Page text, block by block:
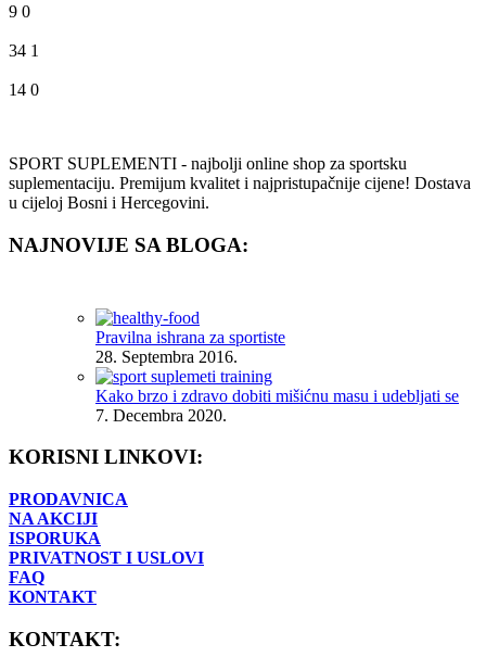
9 0
34 1
14 0
SPORT SUPLEMENTI - najbolji online shop za sportsku
suplementaciju. Premijum kvalitet i najpristupačnije cijene! Dostava
u cijeloj Bosni i Hercegovini.
NAJNOVIJE SA BLOGA:
Pravilna ishrana za sportiste
28. Septembra 2016.
Kako brzo i zdravo dobiti mišićnu masu i udebljati se
7. Decembra 2020.
KORISNI LINKOVI:
PRODAVNICA
NA AKCIJI
ISPORUKA
PRIVATNOST I USLOVI
FAQ
KONTAKT
KONTAKT: